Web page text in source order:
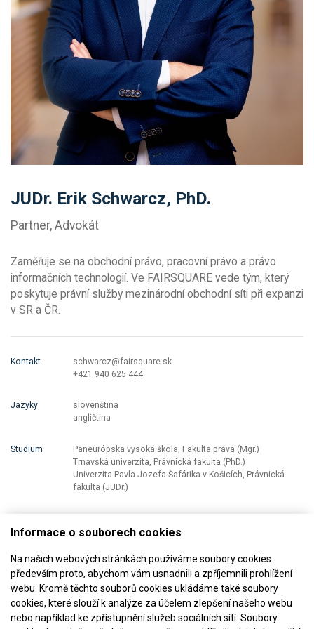
JUDr. Erik Schwarcz, PhD.
Partner, Advokát
Zaměřuje se na obchodní právo, pracovní právo a právo
informačních technologií. Ve FAIRSQUARE vede tým, který
poskytuje právní služby mezinárodní obchodní síti při expanzi
v SR a ČR.
Kontakt
schwarcz@fairsquare.sk
+421 940 625 444
Jazyky
slovenština
angličtina
Studium
Paneurópska vysoká škola, Fakulta práva (Mgr.)
Trnavská univerzita, Právnická fakulta (PhD.)
Univerzita Pavla Jozefa Šafárika v Košicích, Právnická
fakulta (JUDr.)
Jsme členem
Informace o souborech cookies
Na našich webových stránkách používáme soubory cookies
především proto, abychom vám usnadnili a zpříjemnili prohlížení
webu. Kromě těchto souborů cookies ukládáme také soubory
cookies, které slouží k analýze za účelem zlepšení našeho webu
nebo například ke zpřístupnění služeb sociálních sítí. Soubory